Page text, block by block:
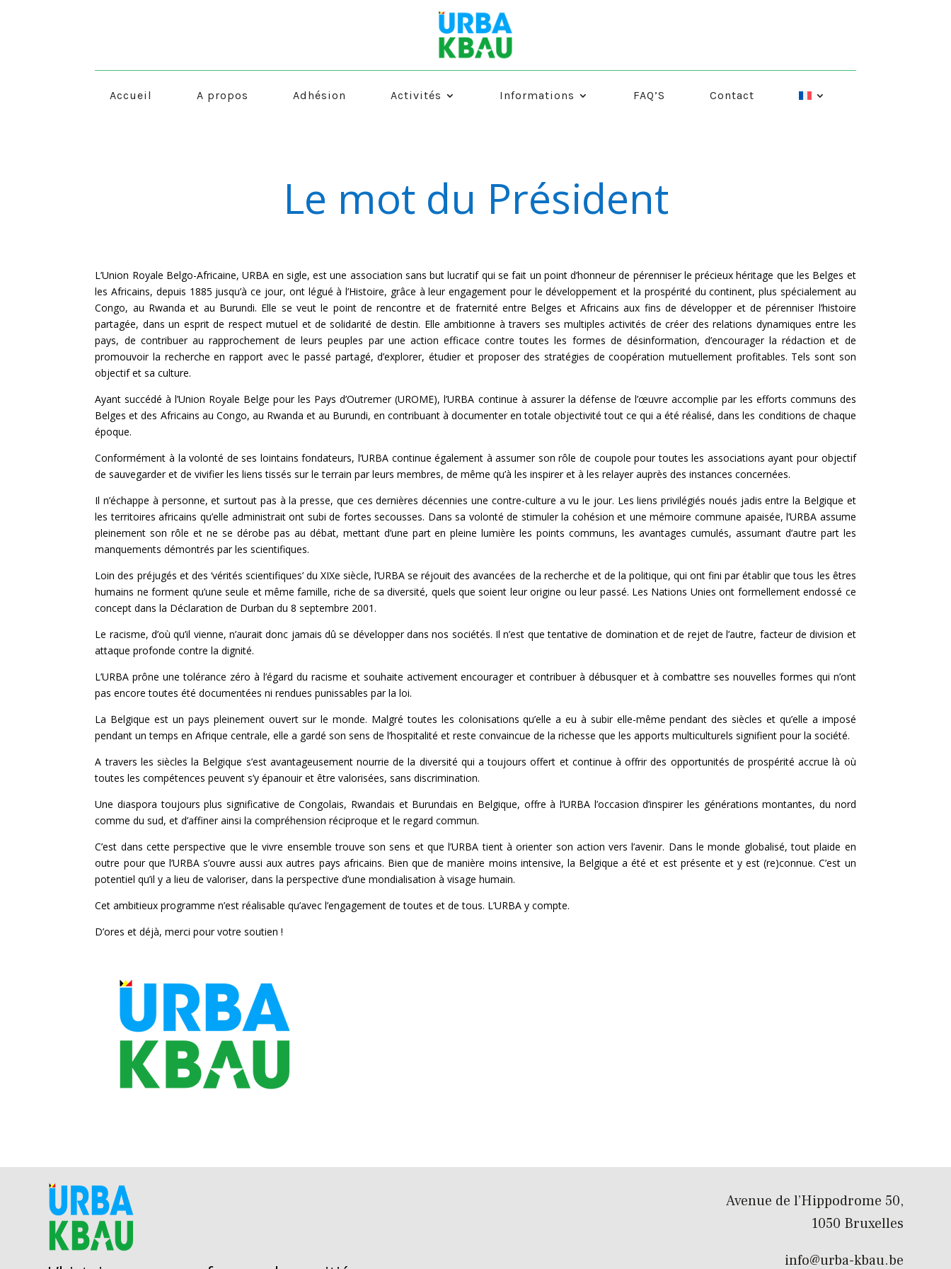
Accueil A propos Adhésion Activités Informations FAQ’S Contact
Le mot du Président
L’Union Royale Belgo-Africaine, URBA en sigle, est une association sans but lucratif qui se fait un point d’honneur de pérenniser le précieux héritage que les Belges et
les Africains, depuis 1885 jusqu’à ce jour, ont légué à l’Histoire, grâce à leur engagement pour le développement et la prospérité du continent, plus spécialement au
Congo, au Rwanda et au Burundi. Elle se veut le point de rencontre et de fraternité entre Belges et Africains aux fins de développer et de pérenniser l’histoire
partagée, dans un esprit de respect mutuel et de solidarité de destin. Elle ambitionne à travers ses multiples activités de créer des relations dynamiques entre les
pays, de contribuer au rapprochement de leurs peuples par une action efficace contre toutes les formes de désinformation, d’encourager la rédaction et de
promouvoir la recherche en rapport avec le passé partagé, d’explorer, étudier et proposer des stratégies de coopération mutuellement profitables. Tels sont son
objectif et sa culture.
Ayant succédé à l’Union Royale Belge pour les Pays d’Outremer (UROME), l’URBA continue à assurer la défense de l’œuvre accomplie par les efforts communs des
Belges et des Africains au Congo, au Rwanda et au Burundi, en contribuant à documenter en totale objectivité tout ce qui a été réalisé, dans les conditions de chaque
époque.
Conformément à la volonté de ses lointains fondateurs, l’URBA continue également à assumer son rôle de coupole pour toutes les associations ayant pour objectif
de sauvegarder et de vivifier les liens tissés sur le terrain par leurs membres, de même qu’à les inspirer et à les relayer auprès des instances concernées.
Il n’échappe à personne, et surtout pas à la presse, que ces dernières décennies une contre-culture a vu le jour. Les liens privilégiés noués jadis entre la Belgique et
les territoires africains qu’elle administrait ont subi de fortes secousses. Dans sa volonté de stimuler la cohésion et une mémoire commune apaisée, l’URBA assume
pleinement son rôle et ne se dérobe pas au débat, mettant d’une part en pleine lumière les points communs, les avantages cumulés, assumant d’autre part les
manquements démontrés par les scientifiques.
Loin des préjugés et des ‘vérités scientifiques’ du XIXe siècle, l’URBA se réjouit des avancées de la recherche et de la politique, qui ont fini par établir que tous les êtres
humains ne forment qu’une seule et même famille, riche de sa diversité, quels que soient leur origine ou leur passé. Les Nations Unies ont formellement endossé ce
concept dans la Déclaration de Durban du 8 septembre 2001.
Le racisme, d’où qu’il vienne, n’aurait donc jamais dû se développer dans nos sociétés. Il n’est que tentative de domination et de rejet de l’autre, facteur de division et
attaque profonde contre la dignité.
L’URBA prône une tolérance zéro à l’égard du racisme et souhaite activement encourager et contribuer à débusquer et à combattre ses nouvelles formes qui n’ont
pas encore toutes été documentées ni rendues punissables par la loi.
La Belgique est un pays pleinement ouvert sur le monde. Malgré toutes les colonisations qu’elle a eu à subir elle-même pendant des siècles et qu’elle a imposé
pendant un temps en Afrique centrale, elle a gardé son sens de l’hospitalité et reste convaincue de la richesse que les apports multiculturels signifient pour la société.
A travers les siècles la Belgique s’est avantageusement nourrie de la diversité qui a toujours offert et continue à offrir des opportunités de prospérité accrue là où
toutes les compétences peuvent s’y épanouir et être valorisées, sans discrimination.
Une diaspora toujours plus significative de Congolais, Rwandais et Burundais en Belgique, offre à l’URBA l’occasion d’inspirer les générations montantes, du nord
comme du sud, et d’affiner ainsi la compréhension réciproque et le regard commun.
C’est dans cette perspective que le vivre ensemble trouve son sens et que l’URBA tient à orienter son action vers l’avenir. Dans le monde globalisé, tout plaide en
outre pour que l’URBA s’ouvre aussi aux autres pays africains. Bien que de manière moins intensive, la Belgique a été et est présente et y est (re)connue. C’est un
potentiel qu’il y a lieu de valoriser, dans la perspective d’une mondialisation à visage humain.
Cet ambitieux programme n’est réalisable qu’avec l’engagement de toutes et de tous. L’URBA y compte.
D’ores et déjà, merci pour votre soutien !
Avenue de l’Hippodrome 50,
1050 Bruxelles
info@urba-kbau.be